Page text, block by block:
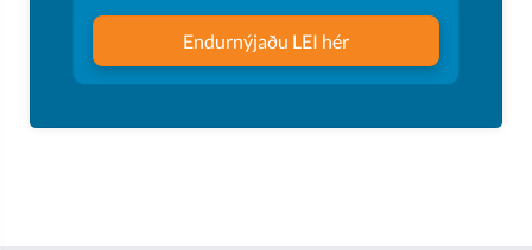
Endurnýjaðu LEI hér